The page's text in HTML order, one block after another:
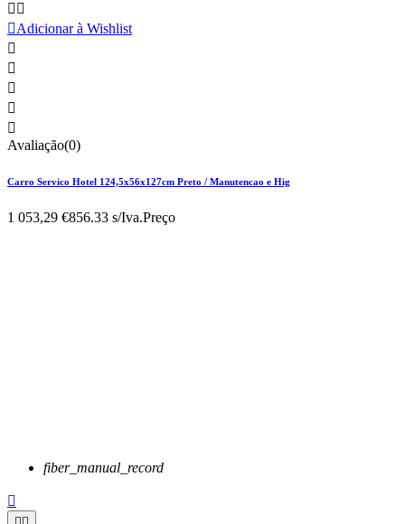
 
Adicionar à Wishlist





Avaliação(0)
Carro Servico Hotel 124,5x56x127cm Preto / Manutencao e Hig
1 053,29 €856.33 s/Iva.Preço
fiber_manual_record
